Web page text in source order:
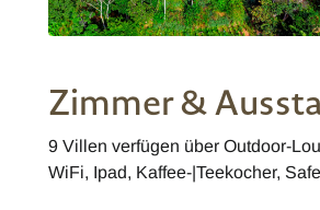
Zimmer &
9 Villen verfügen über Outdoor-
WiFi, Ipad, Kaffee-|Teekocher,